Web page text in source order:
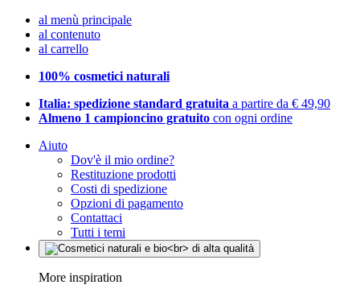
al menù principale
al contenuto
al carrello
100% cosmetici naturali
Italia: spedizione standard gratuita a partire da € 49,90
Almeno 1 campioncino gratuito con ogni ordine
Aiuto
Dov'è il mio ordine?
Restituzione prodotti
Costi di spedizione
Opzioni di pagamento
Contattaci
Tutti i temi
More inspiration